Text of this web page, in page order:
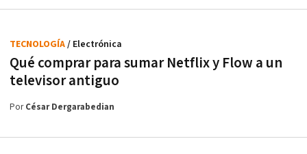
Qué comprar para sumar Netflix y Flow a un
televisor antiguo
TECNOLOGÍA/ Electrónica
PorCésar Dergarabedian